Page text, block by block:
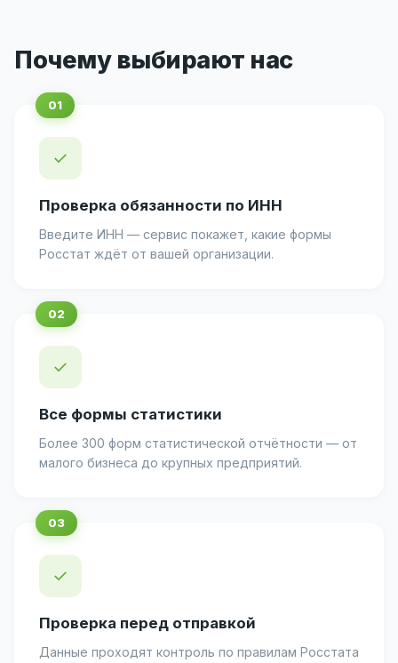
Почему выбирают нас
✓
Проверка обязанности по ИНН
Введите ИНН — сервис покажет, какие формы
Росстат ждёт от вашей организации.
✓
Все формы статистики
Более 300 форм статистической отчётности — от
малого бизнеса до крупных предприятий.
✓
Проверка перед отправкой
Данные проходят контроль по правилам Росстата